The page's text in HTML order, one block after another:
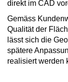
direkt im CAD
Gemäss
Qualität der
lässt sich die
spätere
realisiert werden